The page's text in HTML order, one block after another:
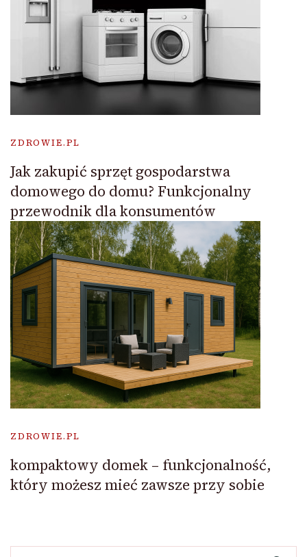
ZDROWIE.PL
Jak zakupić sprzęt gospodarstwa
domowego do domu? Funkcjonalny
przewodnik dla konsumentów
ZDROWIE.PL
kompaktowy domek – funkcjonalność,
który możesz mieć zawsze przy sobie